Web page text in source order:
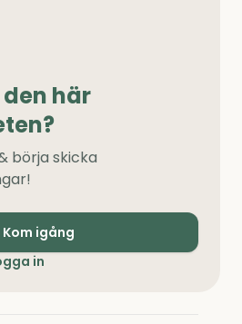
här
börja skicka
Kom igång
in